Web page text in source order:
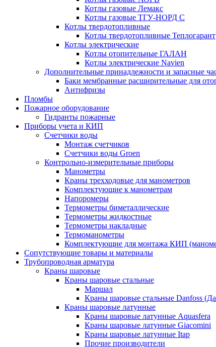
Котлы газовые Лемакс
Котлы газовые ТГУ-НОРД С
Котлы твердотопливные
Котлы твердотопливные Теплогарант
Котлы электрические
Котлы отопительные ГАЛАН
Котлы электрические Navien
Дополнительные принадлежности и запасные
Баки мембранные расширительные для
Антифризы
Пломбы
Пожарное оборудование
Гидранты пожарные
Приборы учета и КИП
Счетчики воды
Монтаж счетчиков
Счетчики воды Groen
Контрольно-измерительные приборы
Манометры
Краны трехходовые для манометров
Комплектующие к манометрам
Напоромеры
Термометры биметаллические
Термометры жидкостные
Термометры накладные
Термоманометры
Комплектующие для монтажа КИП
Сопутствующие товары и материалы
Трубопроводная арматура
Краны шаровые
Краны шаровые стальные
Маршал
Краны шаровые стальные Danfoss
Краны шаровые латунные
Краны шаровые латунные Aquasfera
Краны шаровые латунные Giacomini
Краны шаровые латунные Itap
Прочие производители